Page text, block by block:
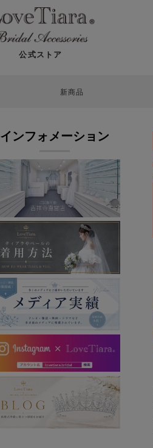
公式ストア
新商品
インフォメーション